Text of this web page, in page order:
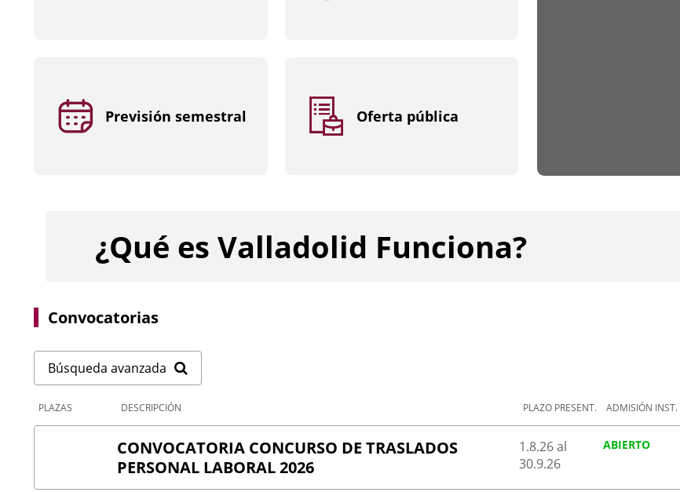
Previsión semestral Oferta pública
¿Qué es Valladolid Funciona?
Convocatorias
Búsqueda avanzada
PLAZAS DESCRIPCIÓN PLAZO PRESENT. ADMISIÓN INST.
CONVOCATORIA CONCURSO DE TRASLADOS
PERSONAL LABORAL 2026
1.8.26al
30.9.26
ABIERTO